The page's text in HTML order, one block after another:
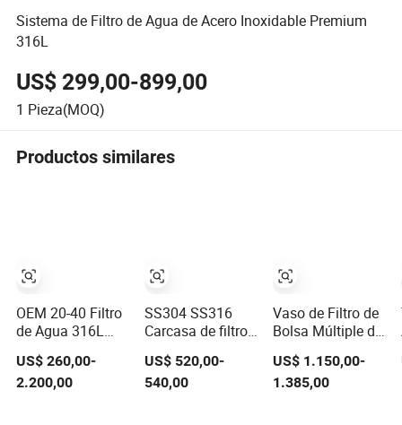
Sistema de Filtro de Agua de Acero Inoxidable Premium
316L
US$ 299,00-899,00
1 Pieza(MOQ)
Productos similares
OEM 20-40 Filtro
de Agua 316L
Carcasa de Filtro
Líquido Redonda
Sanitaria Simple
US$ 260,00-
2.200,00
SS304 SS316
Carcasa de filtro
de bolsa
industrial para
filtración de
US$ 520,00-
540,00
Vaso de Filtro de
Bolsa Múltiple de
Acero Inoxidable
4 para
Tratamiento de
US$ 1.150,00-
1.385,00